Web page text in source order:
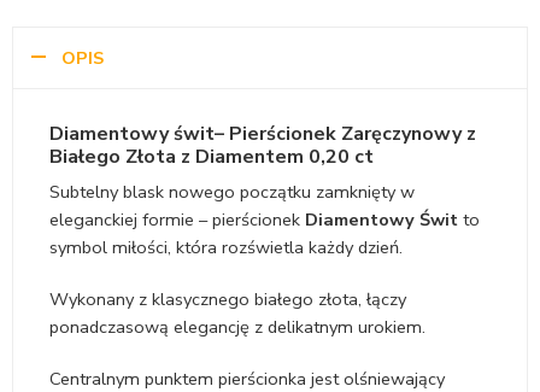
OPIS
Diamentowy świt– Pierścionek Zaręczynowy z
Białego Złota z Diamentem 0,20 ct
Subtelny blask nowego początku zamknięty w
eleganckiej formie – pierścionek Diamentowy Świt to
symbol miłości, która rozświetla każdy dzień.
Wykonany z klasycznego białego złota, łączy
ponadczasową elegancję z delikatnym urokiem.
Centralnym punktem pierścionka jest olśniewający